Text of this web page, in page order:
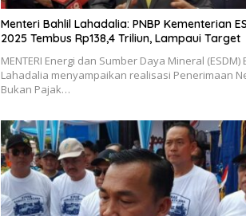
Menteri Bahlil Lahadalia: PNBP Kementerian
2025 Tembus Rp138,4 Triliun, Lampaui Target
MENTERI Energi dan Sumber Daya Mineral (ESDM)
Lahadalia menyampaikan realisasi Penerimaan
Bukan Pajak…